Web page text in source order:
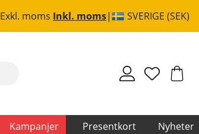
Exkl. moms Inkl. moms SVERIGE (SEK)
Kampanjer Presentkort Nyheter